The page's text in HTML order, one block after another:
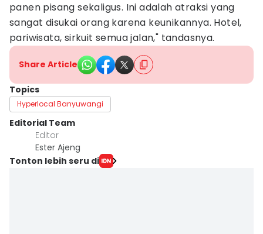
panen pisang sekaligus. Ini adalah atraksi yang
sangat disukai orang karena keunikannya. Hotel,
pariwisata, sirkuit semua jalan," tandasnya.
Share Article
Topics
Hyperlocal Banyuwangi
Editorial Team
Editor
Ester Ajeng
Tonton lebih seru di